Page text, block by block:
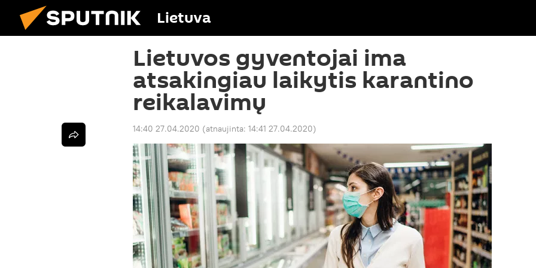
Lietuva
Lietuvos gyventojai ima
atsakingiau laikytis karantino
reikalavimų
14:40 27.04.2020 (atnaujinta: 14:41 27.04.2020)